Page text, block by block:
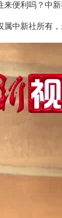
便利吗？中新
中新社所有